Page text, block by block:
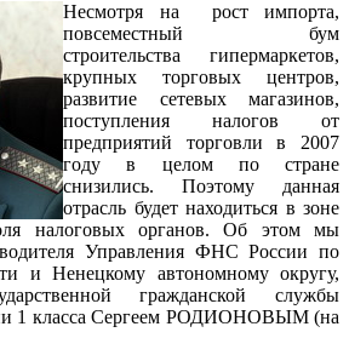
Несмотря на рост импорта,
повсеместный бум
строительства гипермаркетов,
крупных торговых центров,
развитие сетевых магазинов,
поступления налогов от
предприятий торговли в 2007
году в целом по стране
снизились. Поэтому данная
отрасль будет находиться в зоне
налоговых органов. Об этом мы
Управления ФНС России по
и Ненецкому автономному округу,
гражданской службы
1 класса Сергеем РОДИОНОВЫМ (на